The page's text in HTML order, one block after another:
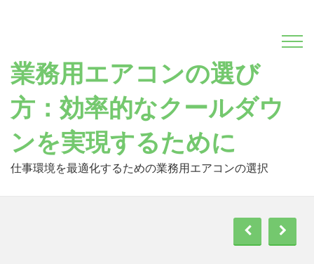
業務用エアコンの選び
方：効率的なクールダウ
ンを実現するために
仕事環境を最適化するための業務用エアコンの選択